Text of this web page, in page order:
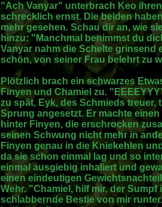
"Ach Vanyar" unterbrach Keo
schrecklich ernst. Die beiden
mehr gesehen. Schau dir an, wie
hinzu: "Manchmal benimmst du
Vanyar nahm die Schelte grinsend
schön, von seiner Frau belehrt zu
Plötzlich brach ein schwarzes
Finyen und Chamiel zu.
zu spät, Eyk, des Schmieds
Sprung angesetzt. Er machte
hinter Finyen, die erschrocken
seinen Schwung nicht mehr in
Finyen genau in die Kniekehlen
da sie schon einmal lag und so
einmal ausgiebig inhaliert und
einen eindeutigen
Wehr. "Chamiel, hilf mir, der
schlabbernde Bestie von mir